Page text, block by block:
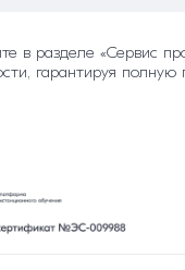
в разделе «Сервис
гарантируя полную